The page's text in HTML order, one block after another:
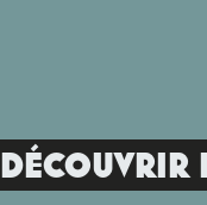
DÉCOUVRIR